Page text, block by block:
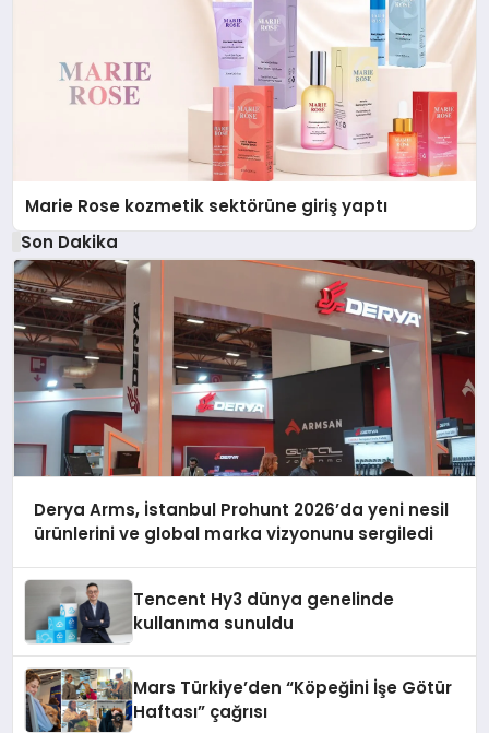
Marie Rose kozmetik sektörüne giriş yaptı
Son Dakika
Derya Arms, İstanbul Prohunt 2026’da yeni nesil
ürünlerini ve global marka vizyonunu sergiledi
Tencent Hy3 dünya genelinde
kullanıma sunuldu
Mars Türkiye’den “Köpeğini İşe Götür
Haftası” çağrısı